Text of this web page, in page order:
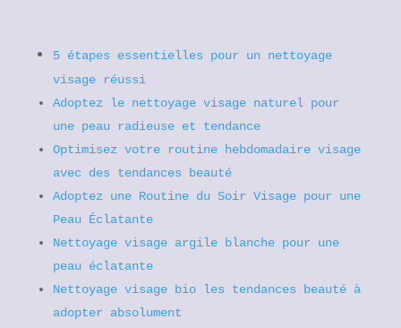
5 étapes essentielles pour un nettoyage
visage réussi
Adoptez le nettoyage visage naturel pour
une peau radieuse et tendance
Optimisez votre routine hebdomadaire visage
avec des tendances beauté
Adoptez une Routine du Soir Visage pour une
Peau Éclatante
Nettoyage visage argile blanche pour une
peau éclatante
Nettoyage visage bio les tendances beauté à
adopter absolument